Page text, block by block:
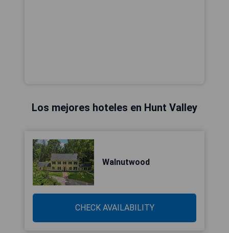
Los mejores hoteles en Hunt Valley
Walnutwood
CHECK AVAILABILITY